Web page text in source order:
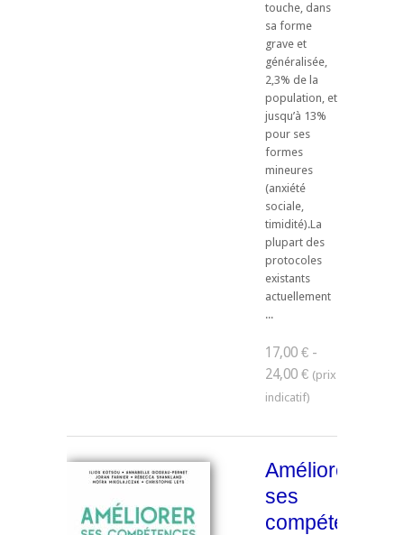
touche, dans
sa forme
grave et
généralisée,
2,3% de la
population, et
jusqu’à 13%
pour ses
formes
mineures
(anxiété
sociale,
timidité).La
plupart des
protocoles
existants
actuellement
...
17,00 € -
24,00 €
Améliorer
ses
compétences